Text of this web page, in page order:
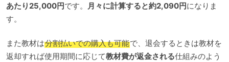
あたり25,000円です。 月々に計算すると約2,090円になりま
す。
また教材は分割払いでの購入も可能で、退会するときは教材を
返却すれば使用期間に応じて教材費が返金される仕組みのよう